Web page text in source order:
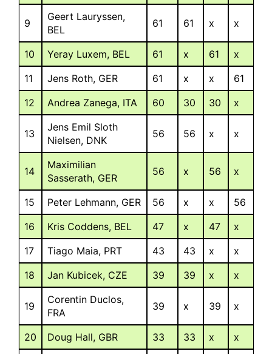
9
Geert Lauryssen,
BEL
61 61 x x
10 Yeray Luxem, BEL 61 x 61
x
11
Jens Roth, GER 61 x x
61
12
Andrea Zanega, ITA 60 30 30 x
13
Jens Emil Sloth
Nielsen, DNK
56 56 x x
14
Maximilian
Sasserath, GER
56 x 56 x
15 Peter Lehmann, GER 56 x x
56
16
Kris Coddens, BEL 47 x 47
x
17
Tiago Maia, PRT 43 43 x
x
18
Jan Kubicek, CZE 39 39 x x
19
Corentin Duclos,
FRA
39 x 39 x
20 Doug Hall, GBR 33 33 x x